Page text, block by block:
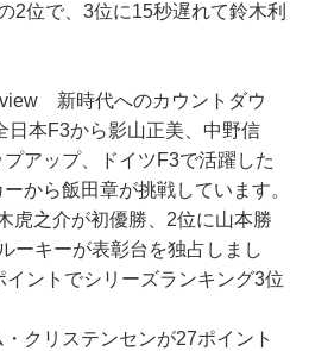
2位で、3位に15秒遅れて鈴木利
新時代へのカウントダウ
日本F3から影山正美、中野信
アップ、ドイツF3で活躍した
から飯田章が挑戦しています。
虎之介が初優勝、2位に山本勝
ーキーが表彰台を独占しまし
ントでシリーズランキング3位
クリステンセンが27ポイント